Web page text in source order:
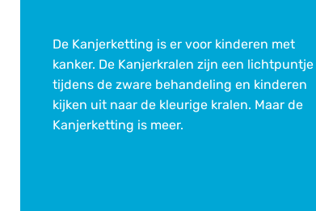
De Kanjerketting is er voor kinderen met
kanker. De Kanjerkralen zijn een lichtpuntje
tijdens de zware behandeling en kinderen
kijken uit naar de kleurige kralen. Maar de
Kanjerketting is meer.